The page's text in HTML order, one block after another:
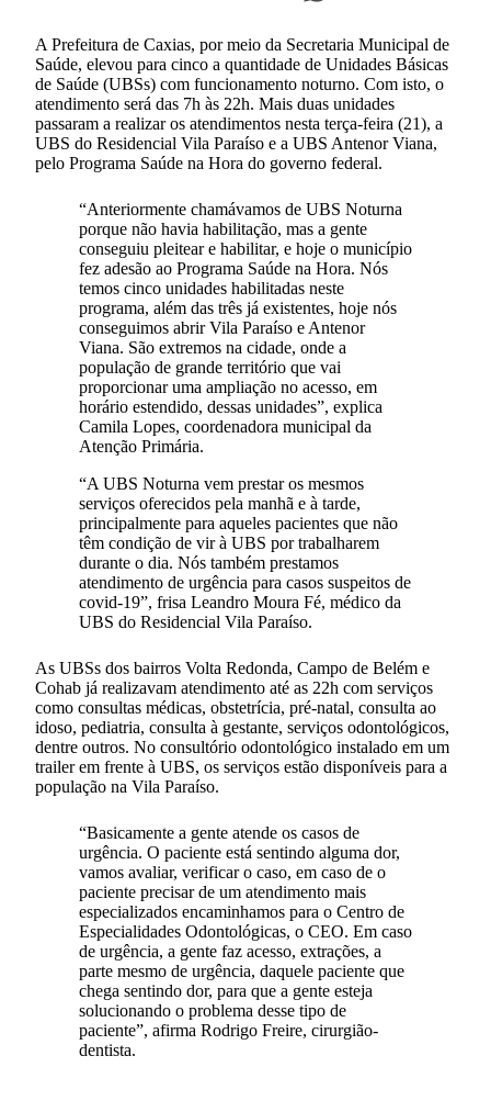
A Prefeitura de Caxias, por meio da Secretaria Municipal de
Saúde, elevou para cinco a quantidade de Unidades Básicas
de Saúde (UBSs) com funcionamento noturno. Com isto, o
atendimento será das 7h às 22h. Mais duas unidades
passaram a realizar os atendimentos nesta terça-feira (21), a
UBS do Residencial Vila Paraíso e a UBS Antenor Viana,
pelo Programa Saúde na Hora do governo federal.
“Anteriormente chamávamos de UBS Noturna
porque não havia habilitação, mas a gente
conseguiu pleitear e habilitar, e hoje o município
fez adesão ao Programa Saúde na Hora. Nós
temos cinco unidades habilitadas neste
programa, além das três já existentes, hoje nós
conseguimos abrir Vila Paraíso e Antenor
Viana. São extremos na cidade, onde a
população de grande território que vai
proporcionar uma ampliação no acesso, em
horário estendido, dessas unidades”, explica
Camila Lopes, coordenadora municipal da
Atenção Primária.
“A UBS Noturna vem prestar os mesmos
serviços oferecidos pela manhã e à tarde,
principalmente para aqueles pacientes que não
têm condição de vir à UBS por trabalharem
durante o dia. Nós também prestamos
atendimento de urgência para casos suspeitos de
covid-19”, frisa Leandro Moura Fé, médico da
UBS do Residencial Vila Paraíso.
As UBSs dos bairros Volta Redonda, Campo de Belém e
Cohab já realizavam atendimento até as 22h com serviços
como consultas médicas, obstetrícia, pré-natal, consulta ao
idoso, pediatria, consulta à gestante, serviços odontológicos,
dentre outros. No consultório odontológico instalado em um
trailer em frente à UBS, os serviços estão disponíveis para a
população na Vila Paraíso.
“Basicamente a gente atende os casos de
urgência. O paciente está sentindo alguma dor,
vamos avaliar, verificar o caso, em caso de o
paciente precisar de um atendimento mais
especializados encaminhamos para o Centro de
Especialidades Odontológicas, o CEO. Em caso
de urgência, a gente faz acesso, extrações, a
parte mesmo de urgência, daquele paciente que
chega sentindo dor, para que a gente esteja
solucionando o problema desse tipo de
paciente”, afirma Rodrigo Freire, cirurgião-
dentista.